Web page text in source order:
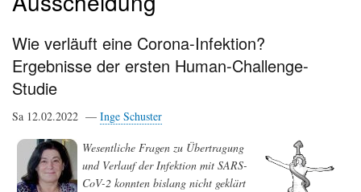
Wie verläuft eine Corona-Infektion?
Ergebnisse der ersten Human-Challenge-
Studie
Sa 12.02.2022 — Inge Schuster
Wesentliche Fragen zu Übertragung
und Verlauf der Infektion mit SARS-
CoV-2 konnten bislang nicht geklärt